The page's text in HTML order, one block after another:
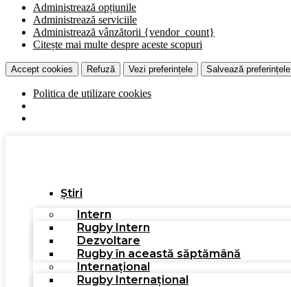
Administrează opțiunile
Administrează serviciile
Administrează vânzătorii {vendor_count}
Citește mai multe despre aceste scopuri
Accept cookies Refuză Vezi preferințele Salvează preferințele
Politica de utilizare cookies
Știri
Intern
Rugby Intern
Dezvoltare
Rugby în această săptămână
Internațional
Rugby Internațional